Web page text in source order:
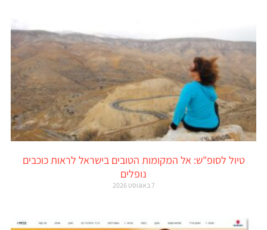
טיול לסופ"ש: אל המקומות הטובים בישראל לראות כוכבים
נופלים
7 באוגוסט 2026